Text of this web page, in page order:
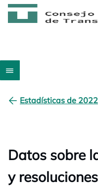
Estadísticas de 2022
Datos sobre
y